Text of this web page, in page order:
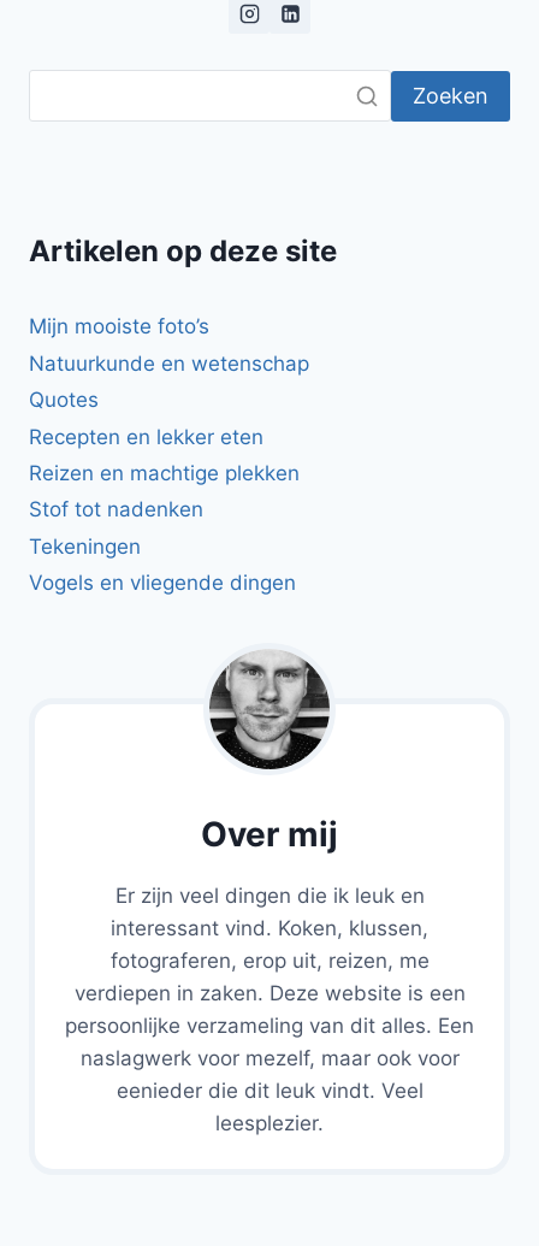
AVOCADO,
EN
Zoeken
Artikelen op deze site
Mijn mooiste foto’s
Natuurkunde en wetenschap
Quotes
Recepten en lekker eten
Reizen en machtige plekken
Stof tot nadenken
Tekeningen
Vogels en vliegende dingen
Over mij
Er zijn veel dingen die ik leuk en
interessant vind. Koken, klussen,
fotograferen, erop uit, reizen, me
verdiepen in zaken. Deze website is een
persoonlijke verzameling van dit alles. Een
naslagwerk voor mezelf, maar ook voor
eenieder die dit leuk vindt. Veel
leesplezier.